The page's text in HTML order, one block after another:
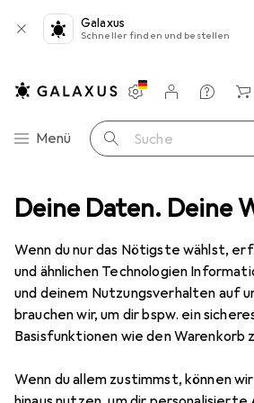
Deine Daten. Deine
Wenn du nur das Nötigste wählst,
und ähnlichen Technologien
und deinem Nutzungsverhalten auf
brauchen wir, um dir bspw. ein
Basisfunktionen wie den Warenkorb
Wenn du allem zustimmst, können
Galaxus
Schneller finden und bestellen
Navigation nach Kategorien
Menü Suche
Einstellungen
Kundenkonto
Vergleichslisten
Merklisten
Warenkorb
Monkey chew, gray, 3 months +,
EUR
11,01
Matchstick
months +, MM-